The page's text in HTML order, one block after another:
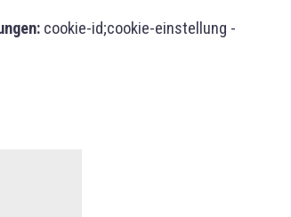
cookie-id;cookie-einstellung -